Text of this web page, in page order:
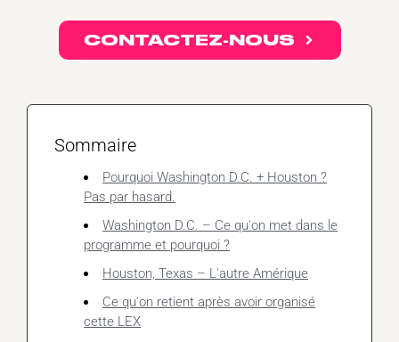
CONTACTEZ-NOUS
Sommaire
Pourquoi Washington D.C. + Houston ?
Pas par hasard.
Washington D.C. – Ce qu'on met dans le
programme et pourquoi ?
Houston, Texas – L'autre Amérique
Ce qu'on retient après avoir organisé
cette LEX